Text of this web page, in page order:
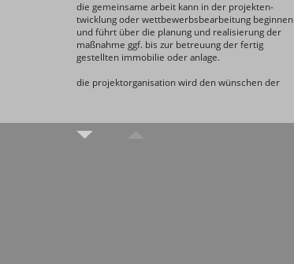
die gemein­same arbeit kann in der projek­t­en­
twick­lung oder wettbewerbsbearbeitung beginnen
und führt über die planung und realisierung der
maß­nahme ggf. bis zur betreuung der fertig
gestell­ten immo­bilie oder anlage.
die projektorganisation wird den wünschen der
planung gem. hoai übernehmen ksw architekten
auch leistungen als general­planer und sind in